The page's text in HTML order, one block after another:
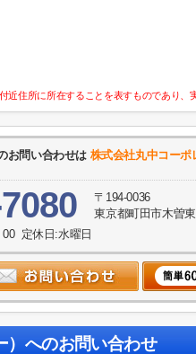
住所に所在することを表すものであり、
お問い合わせは 株式会社丸中コー
〒194-0036
東京都町田市木曽
定休日:水曜日
へのお問い合わせ